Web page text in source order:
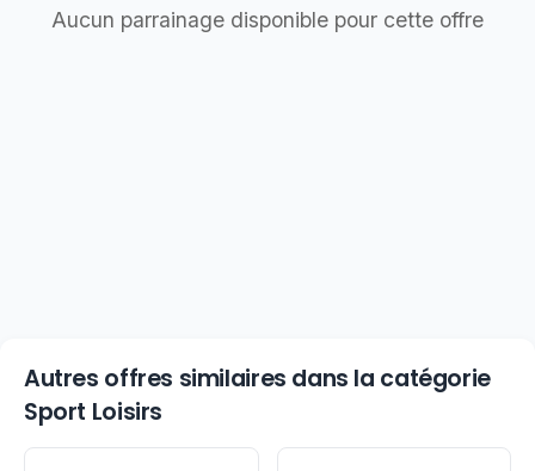
Aucun parrainage disponible pour cette offre
Autres offres similaires dans la catégorie
Sport Loisirs